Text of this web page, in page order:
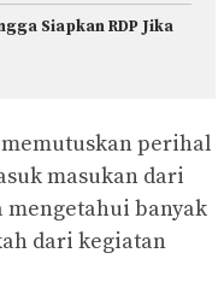
Siapkan RDP Jika
perihal
masukan dari
mengetahui banyak
dari kegiatan